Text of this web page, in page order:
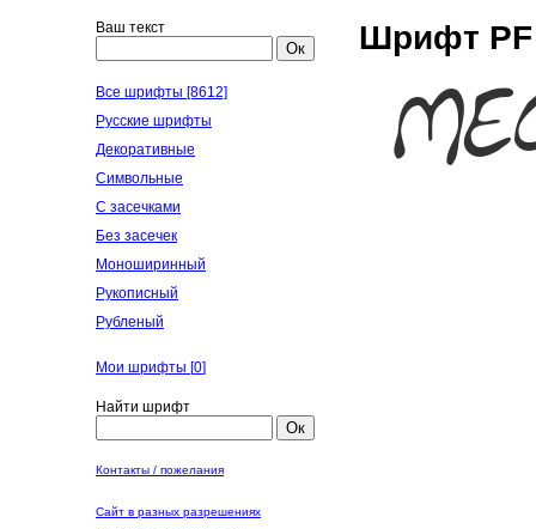
Ваш текст
Ок
Все шрифты [8612]
Русские шрифты
Декоративные
Символьные
С засечками
Без засечек
Моноширинный
Рукописный
Рубленый
Мои шрифты [0]
Найти шрифт
Ок
Контакты / пожелания
Сайт в разных разрешениях
Шрифт PF